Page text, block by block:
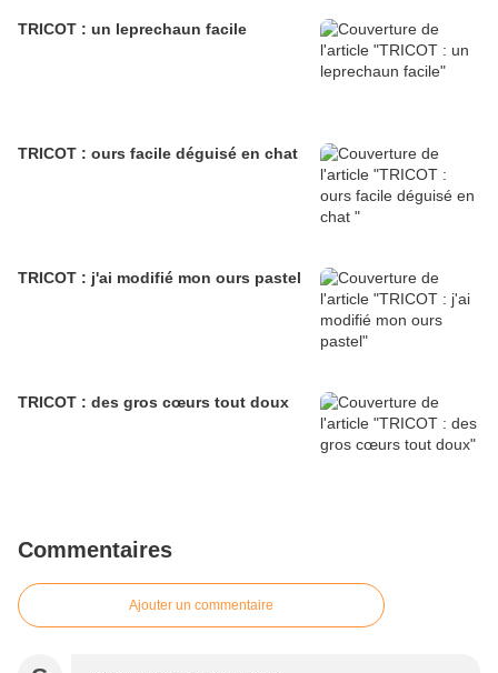
TRICOT : un leprechaun facile
TRICOT : ours facile déguisé en chat
TRICOT : j'ai modifié mon ours pastel
TRICOT : des gros cœurs tout doux
Commentaires
Ajouter un commentaire